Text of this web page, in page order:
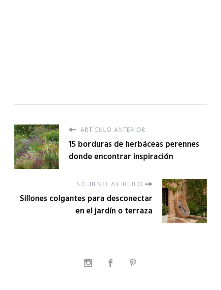
ARTÍCULO ANTERIOR
15 borduras de herbáceas perennes
donde encontrar inspiración
SIGUIENTE ARTÍCULO
Sillones colgantes para desconectar
en el jardín o terraza